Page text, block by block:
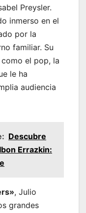
Preysler.
inmerso en el
por la
familiar. Su
el pop, la
le ha
audiencia
Descubre
Errazkin:
, Julio
grandes